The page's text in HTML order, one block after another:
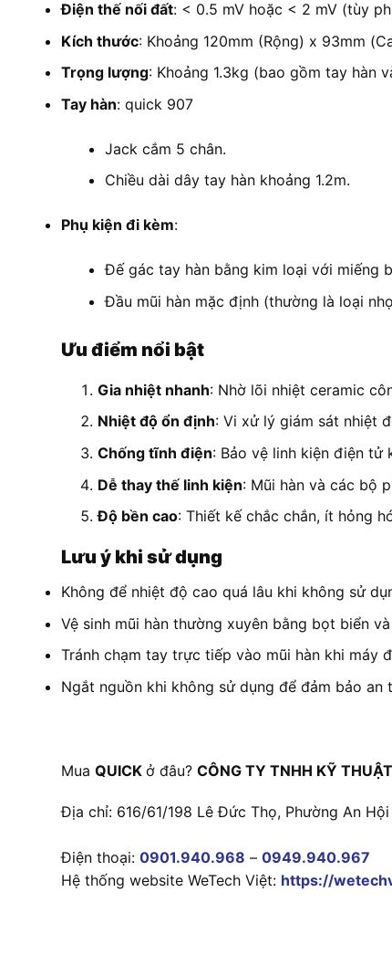
Điện thế nối đất: < 0.5 mV hoặc < 2 mV (tùy
Kích thước: Khoảng 120mm (Rộng) x 93mm
Trọng lượng: Khoảng 1.3kg (bao gồm tay hàn
Tay hàn: quick 907
Jack cắm 5 chân.
Chiều dài dây tay hàn khoảng 1.2m.
Phụ kiện đi kèm:
Đế gác tay hàn bằng kim loại với miếng
Đầu mũi hàn mặc định (thường là loại
Ưu điểm nổi bật
Gia nhiệt nhanh: Nhờ lõi nhiệt ceramic
Nhiệt độ ổn định: Vi xử lý giám sát nhiệt
Chống tĩnh điện: Bảo vệ linh kiện điện tử
Dễ thay thế linh kiện: Mũi hàn và các bộ
Độ bền cao: Thiết kế chắc chắn, ít hỏng
Lưu ý khi sử dụng
Không để nhiệt độ cao quá lâu khi không sử
Vệ sinh mũi hàn thường xuyên bằng bọt biển
Tránh chạm tay trực tiếp vào mũi hàn khi máy
Ngắt nguồn khi không sử dụng để đảm bảo an
Mua QUICK ở đâu? CÔNG TY TNHH KỸ
Địa chỉ: 616/61/198 Lê Đức Thọ, Phường An
Điện thoại: 0901.940.968 – 0949.940.967
Hệ thống website WeTech Việt: https://